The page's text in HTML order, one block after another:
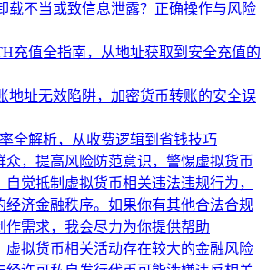
载不当或致信息泄露？正确操作与风险
充值全指南，从地址获取到安全充值的
地址无效陷阱，加密货币转账的安全误
全解析，从收费逻辑到省钱技巧
众，提高风险防范意识，警惕虚拟货币
自觉抵制虚拟货币相关违法违规行为，
经济金融秩序。如果你有其他合法合规
作需求，我会尽力为你提供帮助
虚拟货币相关活动存在较大的金融风险